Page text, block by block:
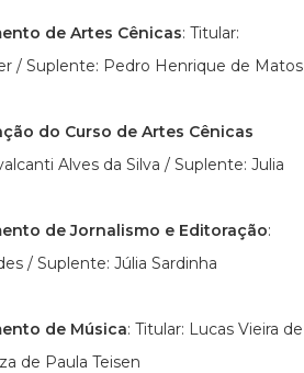
de Artes Cênicas: Titular:
/ Suplente: Pedro Henrique de Matos
do Curso de Artes Cênicas
Alves da Silva / Suplente: Julia
de Jornalismo e Editoração:
/ Suplente: Júlia Sardinha
de Música: Titular: Lucas Vieira de
de Paula Teisen